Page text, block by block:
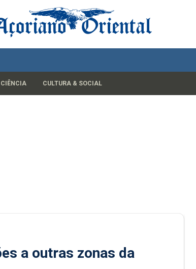
CIÊNCIA CULTURA & SOCIAL
a outras zonas da